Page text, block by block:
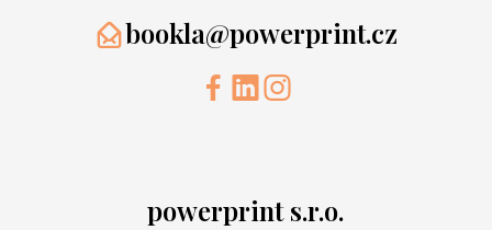
bookla@powerprint.cz
powerprint s.r.o.